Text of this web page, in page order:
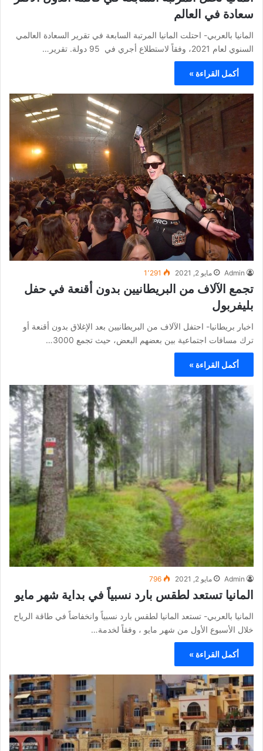
سعادة في العالم
المانيا بالعربي- احتلت المانيا المرتبة السابعة في تقرير السعادة العالمي
السنوي لعام 2021، وفقاً لاستطلاع أجري في 95 دولة. تقرير…
أكمل القراءة »
Admin مايو 2, 2021 1٬291
تجمع الآلاف من البريطانيين بدون أقنعة في حفل
بليفربول
اخبار بريطانيا- احتفل الآلاف من البريطانيين بعد الإغلاق بدون أقنعة أو
ترك مسافات اجتماعية بين بعضهم البعض، حيث تجمع 3000…
أكمل القراءة »
Admin مايو 2, 2021 796
المانيا تستعد لطقس بارد نسبياً في بداية شهر مايو
المانيا بالعربي- تستعد المانيا لطقس بارد نسبياً وانخفاضاً في طاقة الرياح
خلال الأسبوع الأول من شهر مايو ، وفقاً لخدمة…
أكمل القراءة »